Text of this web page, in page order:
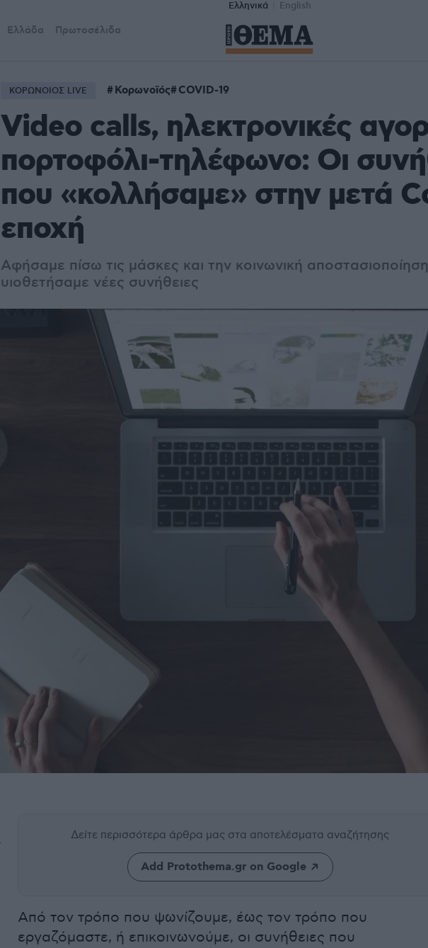
Ελληνικά English
Ελλάδα Πρωτοσέλιδα
ΚΟΡΩΝΟΙΟΣ LIVE Κορωνοϊός COVID-19
Video calls, ηλεκτρονικές
πορτοφόλι-τηλέφωνο: Οι
που «κολλήσαμε» στην μετά
εποχή
Αφήσαμε πίσω τις μάσκες και την κοινωνική
υιοθετήσαμε νέες συνήθειες
Δείτε περισσότερα άρθρα μας στα αποτελέσματα αναζήτησης
Add Protothema.gr on Google
Από τον τρόπο που ψωνίζουμε, έως τον τρόπο που
εργαζόμαστε, ή επικοινωνούμε, οι συνήθειες που